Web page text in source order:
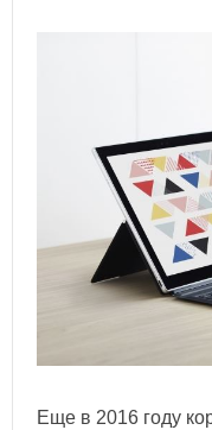
Еще в 2016 году